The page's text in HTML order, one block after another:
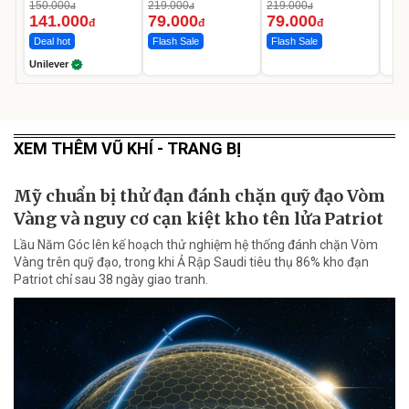
Da Sáng Mịn Sau 7
Ngày
150.000đ
141.000đ
Deal hot
Unilever
219.000đ
79.000đ
Flash Sale
219.000đ
79.000đ
Flash Sale
XEM THÊM VŨ KHÍ - TRANG BỊ
Mỹ chuẩn bị thử đạn đánh chặn quỹ đạo Vòm
Vàng và nguy cơ cạn kiệt kho tên lửa Patriot
Lầu Năm Góc lên kế hoạch thử nghiệm hệ thống đánh chặn Vòm
Vàng trên quỹ đạo, trong khi Ả Rập Saudi tiêu thụ 86% kho đạn
Patriot chỉ sau 38 ngày giao tranh.